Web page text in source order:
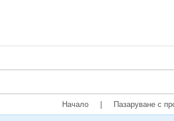
Начало Пазаруване с